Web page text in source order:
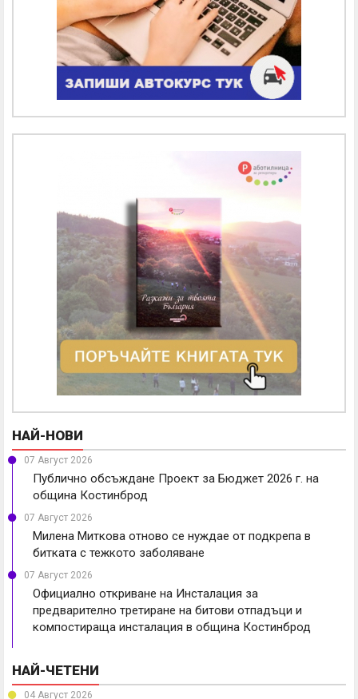
НАЙ-НОВИ
07 Август 2026
Публично обсъждане Проект за Бюджет 2026 г. на
община Костинброд
07 Август 2026
Милена Миткова отново се нуждае от подкрепа в
битката с тежкото заболяване
07 Август 2026
Официално откриване на Инсталация за
предварително третиране на битови отпадъци и
компостираща инсталация в община Костинброд
НАЙ-ЧЕТЕНИ
04 Август 2026